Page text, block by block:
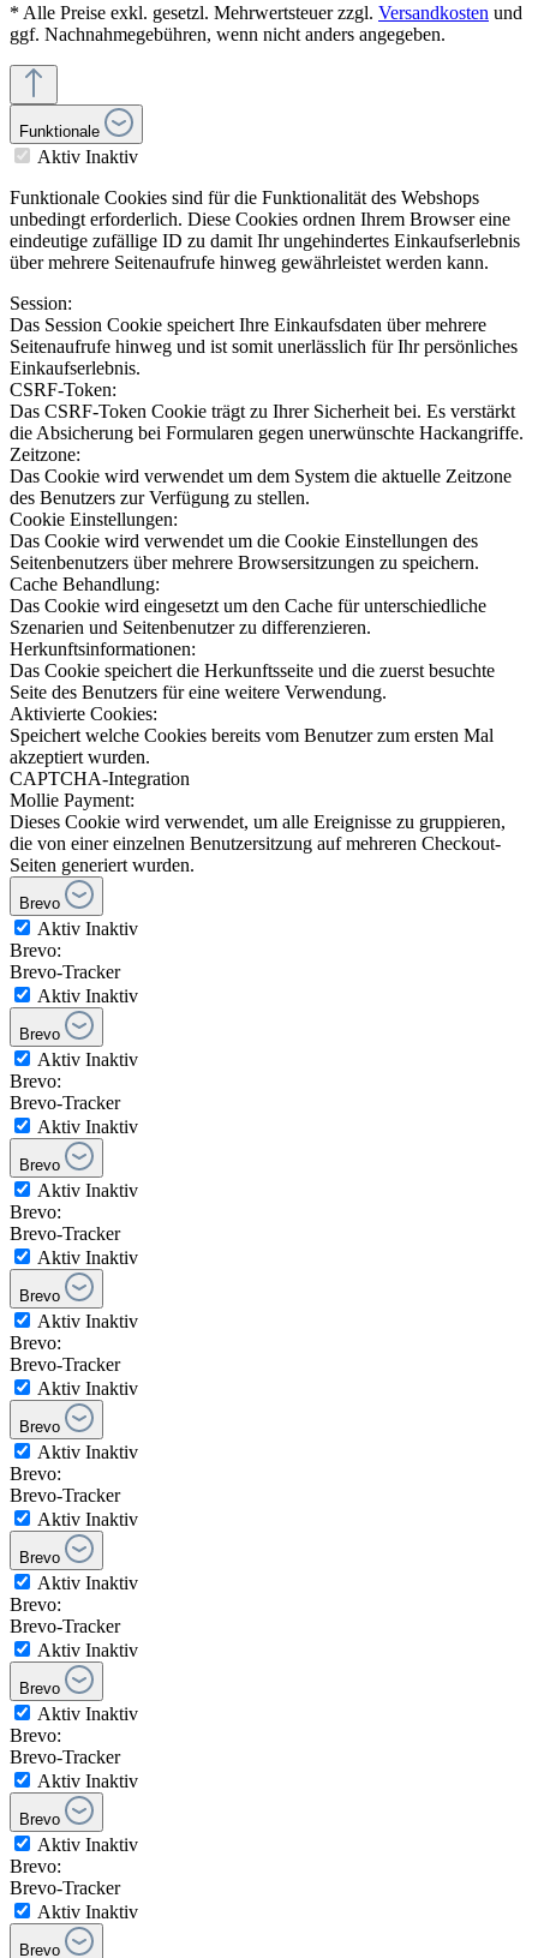
* Alle Preise exkl. gesetzl. Mehrwertsteuer zzgl. Versandkosten und
ggf. Nachnahmegebühren, wenn nicht anders angegeben.
Funktionale
Aktiv Inaktiv
Funktionale Cookies sind für die Funktionalität des Webshops
unbedingt erforderlich. Diese Cookies ordnen Ihrem Browser eine
eindeutige zufällige ID zu damit Ihr ungehindertes Einkaufserlebnis
über mehrere Seitenaufrufe hinweg gewährleistet werden kann.
Session:
Das Session Cookie speichert Ihre Einkaufsdaten über mehrere
Seitenaufrufe hinweg und ist somit unerlässlich für Ihr persönliches
Einkaufserlebnis.
CSRF-Token:
Das CSRF-Token Cookie trägt zu Ihrer Sicherheit bei. Es verstärkt
die Absicherung bei Formularen gegen unerwünschte Hackangriffe.
Zeitzone:
Das Cookie wird verwendet um dem System die aktuelle Zeitzone
des Benutzers zur Verfügung zu stellen.
Cookie Einstellungen:
Das Cookie wird verwendet um die Cookie Einstellungen des
Seitenbenutzers über mehrere Browsersitzungen zu speichern.
Cache Behandlung:
Das Cookie wird eingesetzt um den Cache für unterschiedliche
Szenarien und Seitenbenutzer zu differenzieren.
Herkunftsinformationen:
Das Cookie speichert die Herkunftsseite und die zuerst besuchte
Seite des Benutzers für eine weitere Verwendung.
Aktivierte Cookies:
Speichert welche Cookies bereits vom Benutzer zum ersten Mal
akzeptiert wurden.
CAPTCHA-Integration
Mollie Payment:
Dieses Cookie wird verwendet, um alle Ereignisse zu gruppieren,
die von einer einzelnen Benutzersitzung auf mehreren Checkout-
Seiten generiert wurden.
Brevo
Aktiv Inaktiv
Brevo:
Brevo-Tracker
Aktiv Inaktiv
Brevo
Aktiv Inaktiv
Brevo:
Brevo-Tracker
Aktiv Inaktiv
Brevo
Aktiv Inaktiv
Brevo:
Brevo-Tracker
Aktiv Inaktiv
Brevo
Aktiv Inaktiv
Brevo:
Brevo-Tracker
Aktiv Inaktiv
Brevo
Aktiv Inaktiv
Brevo:
Brevo-Tracker
Aktiv Inaktiv
Brevo
Aktiv Inaktiv
Brevo:
Brevo-Tracker
Aktiv Inaktiv
Brevo
Aktiv Inaktiv
Brevo:
Brevo-Tracker
Aktiv Inaktiv
Brevo
Aktiv Inaktiv
Brevo:
Brevo-Tracker
Aktiv Inaktiv
Brevo